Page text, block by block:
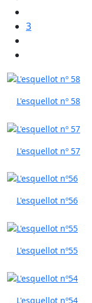
3
L'esquellot nº 58
L'esquellot nº 57
L'esquellot nº56
L'esquellot nº55
L'esquellot nº54